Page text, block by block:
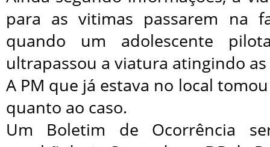
para as vitimas passarem na
quando um adolescente
ultrapassou a viatura atingindo
A PM que já estava no local
quanto ao caso.
Um Boletim de Ocorrência